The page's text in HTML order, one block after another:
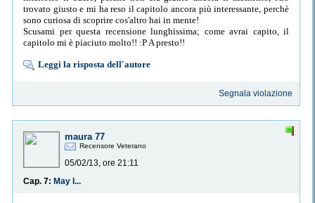
trovato giusto e mi ha reso il capitolo ancora più interessante, perchè
sono curiosa di scoprire cos'altro hai in mente!
Scusami per questa recensione lunghissima; come avrai capito, il
capitolo mi è piaciuto molto!! :P A presto!!
Leggi la risposta dell'autore
Segnala violazione
maura 77
Recensore Veterano
05/02/13, ore 21:11
Cap. 7: May I...